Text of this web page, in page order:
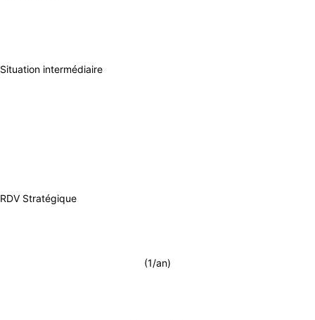
Situation intermédiaire
RDV Stratégique
(1/an)